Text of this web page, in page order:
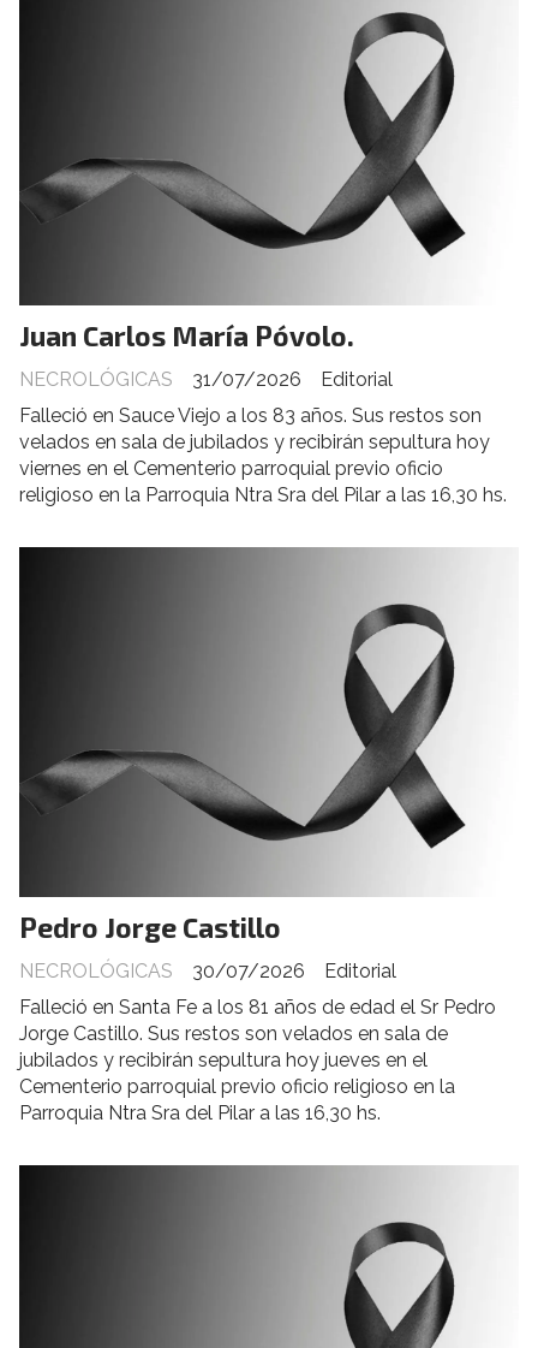
Juan Carlos María Póvolo.
Editorial
NECROLÓGICAS
31/07/2026
Falleció en Sauce Viejo a los 83 años. Sus restos son
velados en sala de jubilados y recibirán sepultura hoy
viernes en el Cementerio parroquial previo oficio
religioso en la Parroquia Ntra Sra del Pilar a las 16,30 hs.
Pedro Jorge Castillo
Editorial
NECROLÓGICAS
30/07/2026
Falleció en Santa Fe a los 81 años de edad el Sr Pedro
Jorge Castillo. Sus restos son velados en sala de
jubilados y recibirán sepultura hoy jueves en el
Cementerio parroquial previo oficio religioso en la
Parroquia Ntra Sra del Pilar a las 16,30 hs.